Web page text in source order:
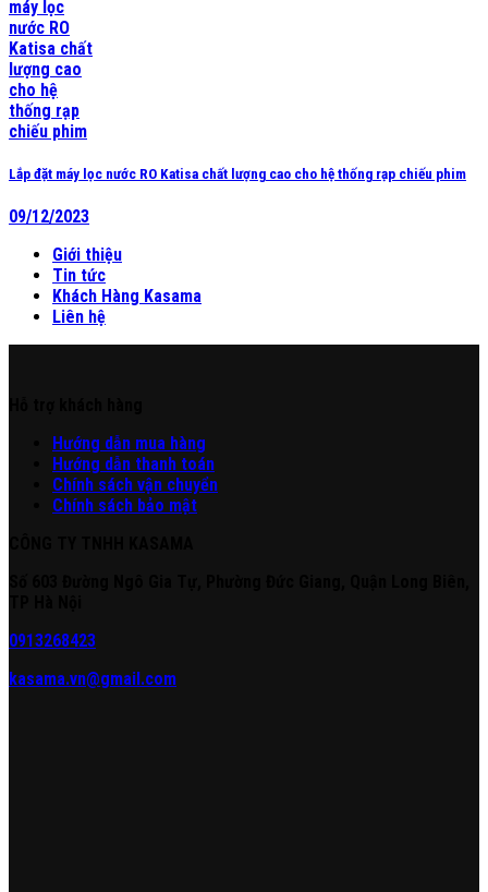
Lắp đặt máy lọc nước RO Katisa chất lượng cao cho hệ thống rạp chiếu phim
09/12/2023
Giới thiệu
Tin tức
Khách Hàng Kasama
Liên hệ
Hướng dẫn mua hàng
Hướng dẫn thanh toán
Chính sách vận chuyển
Chính sách bảo mật
0913268423
kasama.vn@gmail.com